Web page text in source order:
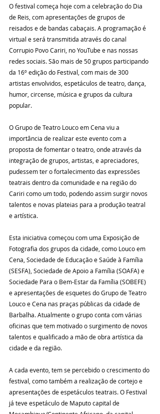
O festival começa hoje com a celebração do Dia
de Reis, com apresentações de grupos de
reisados e de bandas cabaçais. A programação é
virtual e será transmitida através do canal
Corrupio Povo Cariri, no YouTube e nas nossas
redes sociais. São mais de 50 grupos participando
da 16º edição do Festival, com mais de 300
artistas envolvidos, espetáculos de teatro, dança,
humor, circense, música e grupos da cultura
popular.
O Grupo de Teatro Louco em Cena viu a
importância de realizar este evento com a
proposta de fomentar o teatro, onde através da
integração de grupos, artistas, e apreciadores,
pudessem ter o fortalecimento das expressões
teatrais dentro da comunidade e na região do
Cariri como um todo, podendo assim surgir novos
talentos e novas plateias para a produção teatral
e artística.
Esta iniciativa começou com uma Exposição de
Fotografia dos grupos da cidade, como Louco em
Cena, Sociedade de Educação e Saúde à Família
(SESFA), Sociedade de Apoio a Família (SOAFA) e
Sociedade Para o Bem-Estar da Família (SOBEFE)
e apresentações de esquetes do Grupo de Teatro
Louco e Cena nas praças públicas da cidade de
Barbalha. Atualmente o grupo conta com várias
oficinas que tem motivado o surgimento de novos
talentos e qualificado a mão de obra artística da
cidade e da região.
A cada evento, tem se percebido o crescimento do
festival, como também a realização de cortejo e
apresentações de espetáculos teatrais. O Festival
já teve espetáculo de Maputo capital de